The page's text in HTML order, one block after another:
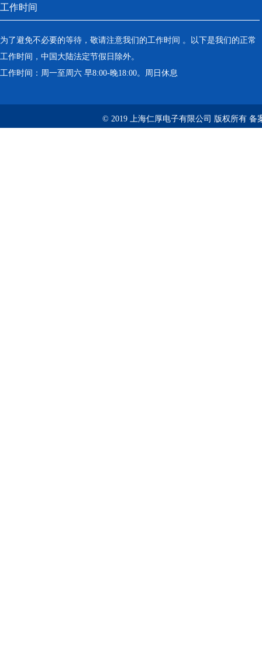
工作时间
为了避免不必要的等待，敬请注意我们的工作时间 。以下是我们的正常
工作时间，中国大陆法定节假日除外。
工作时间：周一至周六 早8:00-晚18:00。周日休息
© 2019 上海仁厚电子有限公司 版权所有 备